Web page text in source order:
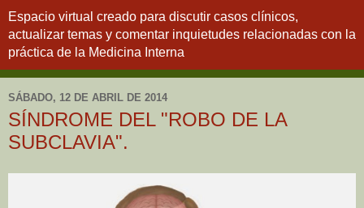
Espacio virtual creado para discutir casos clínicos,
actualizar temas y comentar inquietudes relacionadas con la
práctica de la Medicina Interna
SÁBADO, 12 DE ABRIL DE 2014
SÍNDROME DEL "ROBO DE LA
SUBCLAVIA".